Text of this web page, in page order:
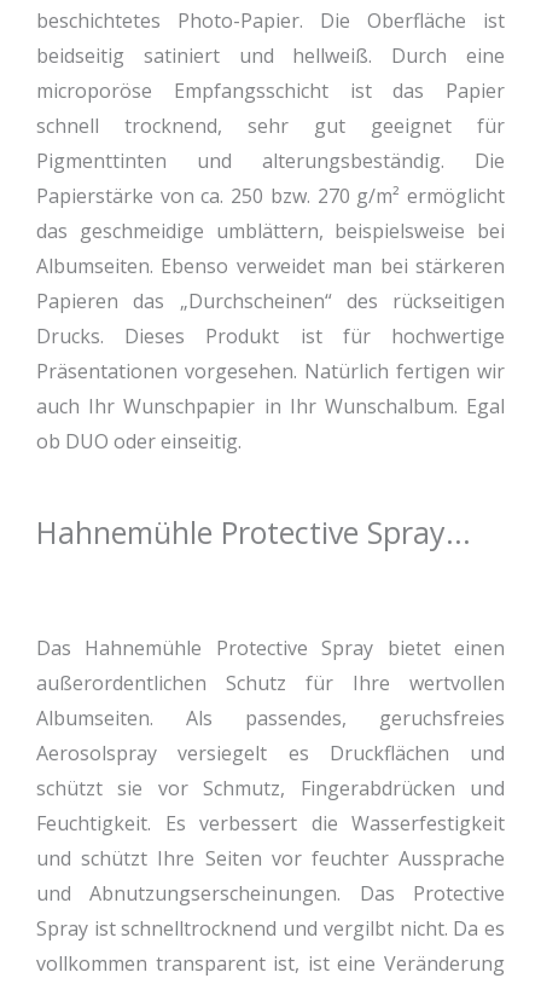
beschichtetes Photo-Papier. Die Oberfläche ist
beidseitig satiniert und hellweiß. Durch eine
microporöse Empfangsschicht ist das Papier
schnell trocknend, sehr gut geeignet für
Pigmenttinten und alterungsbeständig. Die
Papierstärke von ca. 250 bzw. 270 g/m² ermöglicht
das geschmeidige umblättern, beispielsweise bei
Albumseiten. Ebenso verweidet man bei stärkeren
Papieren das „Durchscheinen“ des rückseitigen
Drucks. Dieses Produkt ist für hochwertige
Präsentationen vorgesehen. Natürlich fertigen wir
auch Ihr Wunschpapier in Ihr Wunschalbum. Egal
ob DUO oder einseitig.
Hahnemühle Protective Spray...
Das Hahnemühle Protective Spray bietet einen
außerordentlichen Schutz für Ihre wertvollen
Albumseiten. Als passendes, geruchsfreies
Aerosolspray versiegelt es Druckflächen und
schützt sie vor Schmutz, Fingerabdrücken und
Feuchtigkeit. Es verbessert die Wasserfestigkeit
und schützt Ihre Seiten vor feuchter Aussprache
und Abnutzungserscheinungen. Das Protective
Spray ist schnelltrocknend und vergilbt nicht. Da es
vollkommen transparent ist, ist eine Veränderung